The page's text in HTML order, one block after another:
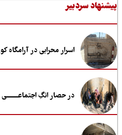
سردبیر
اسرار محرابی در آرامگاه کوروش
در حصار انگِ اجتماعــــــــی